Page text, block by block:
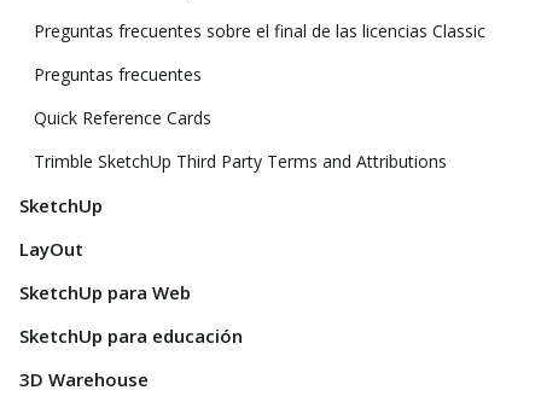
Preguntas frecuentes sobre el final de las licencias Classic
Preguntas frecuentes
Quick Reference Cards
Trimble SketchUp Third Party Terms and Attributions
SketchUp
LayOut
SketchUp para Web
SketchUp para educación
3D Warehouse